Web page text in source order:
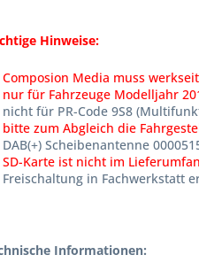
Hinweise:
Composion Media muss
nur für Fahrzeuge Modelljahr
nicht für PR-Code 9S8
bitte zum Abgleich die
DAB(+) Scheibenantenne
SD-Karte ist nicht im
Freischaltung in Fachwerkstatt
Informationen: